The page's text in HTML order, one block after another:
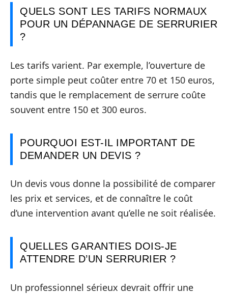
QUELS SONT LES TARIFS NORMAUX
POUR UN DÉPANNAGE DE SERRURIER
?
Les tarifs varient. Par exemple, l’ouverture de
porte simple peut coûter entre 70 et 150 euros,
tandis que le remplacement de serrure coûte
souvent entre 150 et 300 euros.
POURQUOI EST-IL IMPORTANT DE
DEMANDER UN DEVIS ?
Un devis vous donne la possibilité de comparer
les prix et services, et de connaître le coût
d’une intervention avant qu’elle ne soit réalisée.
QUELLES GARANTIES DOIS-JE
ATTENDRE D’UN SERRURIER ?
Un professionnel sérieux devrait offrir une